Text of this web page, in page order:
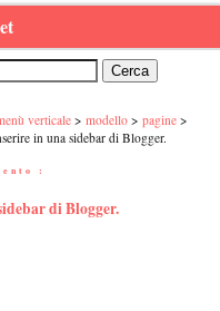
verticale modello
pagine
in una sidebar di Blogger.
:
di Blogger.